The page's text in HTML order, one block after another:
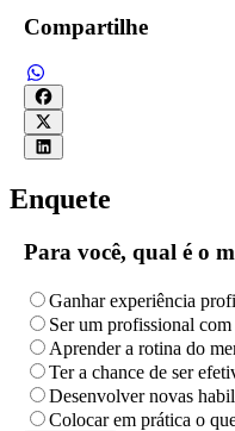
Compartilhe
Enquete
Para você, qual é o
Ganhar experiência
Ser um profissional
Aprender a rotina do
Ter a chance de ser
Desenvolver novas
Colocar em prática o